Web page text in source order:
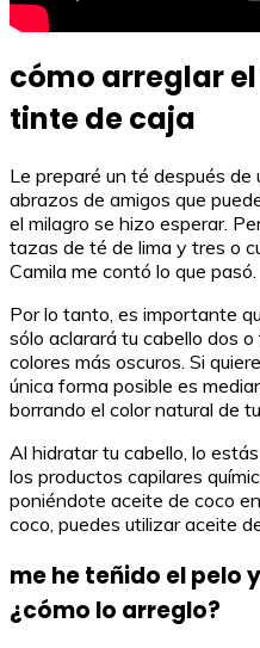
cómo arreglar
tinte de caja
Le preparé un té después de
abrazos de amigos que
el milagro se hizo esperar.
tazas de té de lima y tres o
Camila me contó lo que pasó.
Por lo tanto, es importante
sólo aclarará tu cabello dos
colores más oscuros. Si
única forma posible es
borrando el color natural de
Al hidratar tu cabello, lo
los productos capilares
poniéndote aceite de coco
coco, puedes utilizar aceite
me he teñido el pelo
¿cómo lo arreglo?